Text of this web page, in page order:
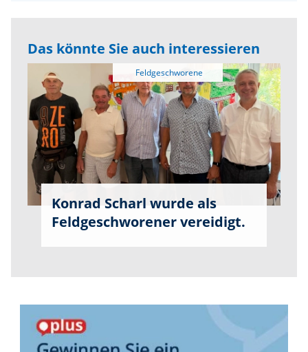
Das könnte Sie auch interessieren
Konrad Scharl wurde als
Feldgeschworener vereidigt.